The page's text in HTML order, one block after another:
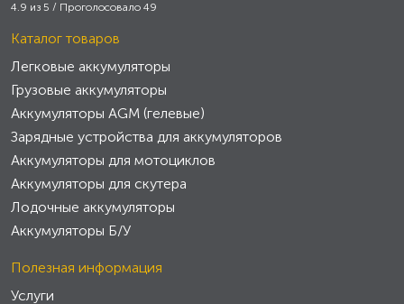
4.9 из 5 / Проголосовало 49
Каталог товаров
Легковые аккумуляторы
Грузовые аккумуляторы
Аккумуляторы AGM (гелевые)
Зарядные устройства для аккумуляторов
Аккумуляторы для мотоциклов
Аккумуляторы для скутера
Лодочные аккумуляторы
Аккумуляторы Б/У
Полезная информация
Услуги